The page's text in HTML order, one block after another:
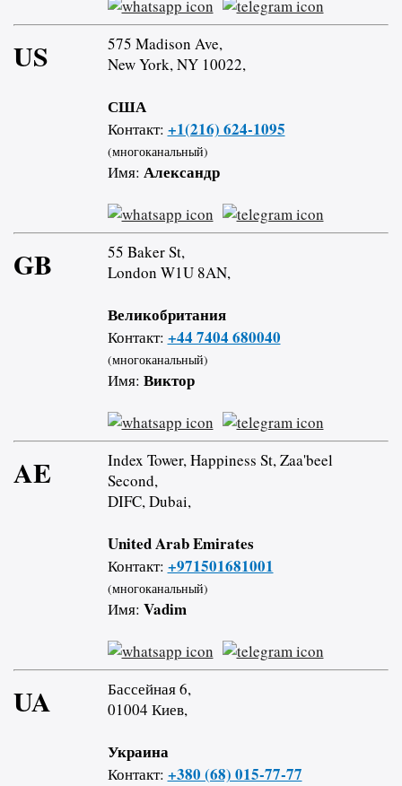
US
575 Madison Ave,
New York, NY 10022,
США
Контакт: +1(216) 624-1095
(многоканальный)
Имя: Александр
GB
55 Baker St,
London W1U 8AN,
Великобритания
Контакт: +44 7404 680040
(многоканальный)
Имя: Виктор
AE
Index Tower, Happiness St, Zaa'beel
Second,
DIFC, Dubai,
United Arab Emirates
Контакт: +971501681001
(многоканальный)
Имя: Vadim
UA
Бассейная 6,
01004 Киев,
Украина
Контакт: +380 (68) 015-77-77